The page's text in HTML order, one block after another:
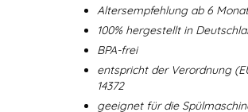
Altersempfehlung ab 6
100% hergestellt in
BPA-frei
entspricht der Verordnung
14372
geeignet für die